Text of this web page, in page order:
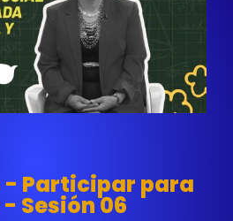
- Participar para
Sesión 06